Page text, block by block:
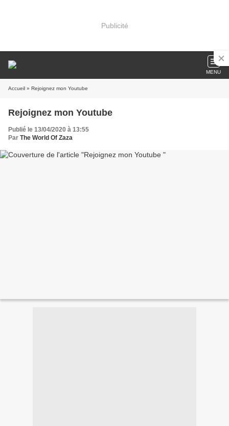
Publicité
MENU
Accueil » Rejoignez mon Youtube
Rejoignez mon Youtube
Publié le 13/04/2020 à 13:55
Par The World Of Zaza